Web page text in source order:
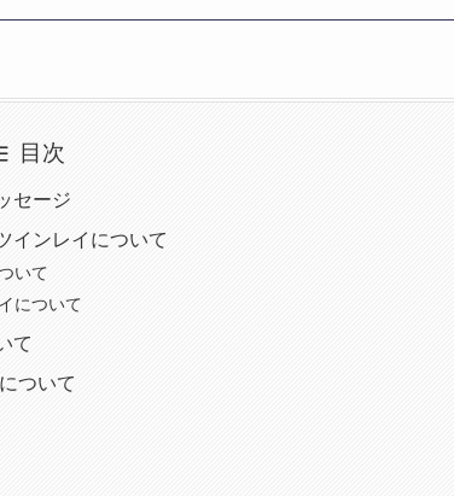
目次
セージ
インレイについて
いて
について
て
ついて